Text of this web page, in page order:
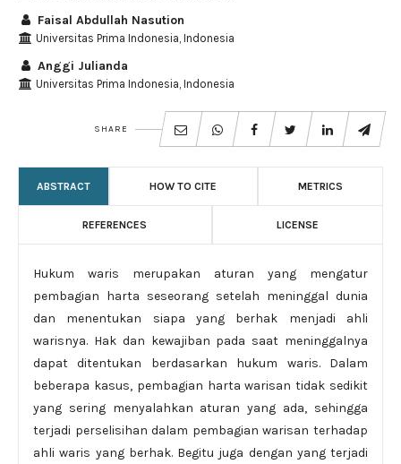
Faisal Abdullah Nasution
Universitas Prima Indonesia, Indonesia
Anggi Julianda
Universitas Prima Indonesia, Indonesia
SHARE
ABSTRACT HOW TO CITE METRICS
REFERENCES LICENSE
Hukum waris merupakan aturan yang mengatur
pembagian harta seseorang setelah meninggal dunia
dan menentukan siapa yang berhak menjadi ahli
warisnya. Hak dan kewajiban pada saat meninggalnya
dapat ditentukan berdasarkan hukum waris. Dalam
beberapa kasus, pembagian harta warisan tidak sedikit
yang sering menyalahkan aturan yang ada, sehingga
terjadi perselisihan dalam pembagian warisan terhadap
ahli waris yang berhak. Begitu juga dengan yang terjadi